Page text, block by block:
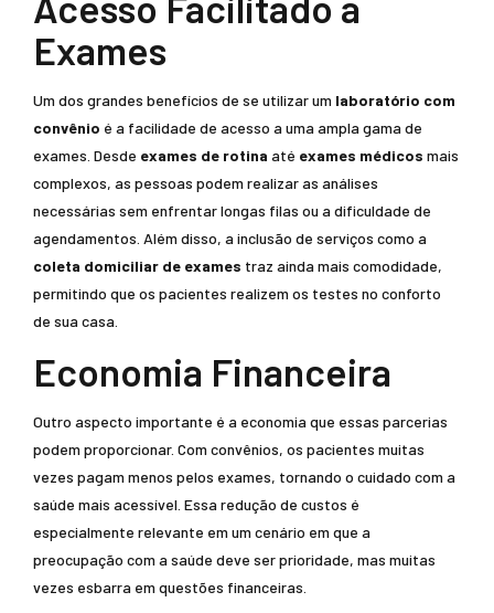
Exames
Um dos grandes benefícios de se utilizar um laboratório com
convênio é a facilidade de acesso a uma ampla gama de
exames. Desde exames de rotina até exames médicos mais
complexos, as pessoas podem realizar as análises
necessárias sem enfrentar longas filas ou a dificuldade de
agendamentos. Além disso, a inclusão de serviços como a
coleta domiciliar de exames traz ainda mais comodidade,
permitindo que os pacientes realizem os testes no conforto
de sua casa.
Economia Financeira
Outro aspecto importante é a economia que essas parcerias
podem proporcionar. Com convênios, os pacientes muitas
vezes pagam menos pelos exames, tornando o cuidado com a
saúde mais acessível. Essa redução de custos é
especialmente relevante em um cenário em que a
preocupação com a saúde deve ser prioridade, mas muitas
vezes esbarra em questões financeiras.